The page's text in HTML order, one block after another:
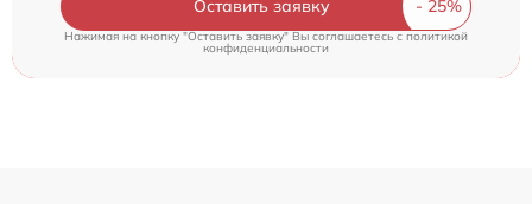
Оставить заявку
Нажимая на кнопку "Оставить заявку" Вы соглашаетесь cполитикой
конфиденциальности